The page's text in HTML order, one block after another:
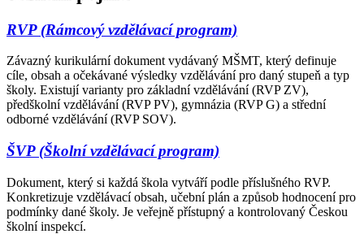
RVP (Rámcový vzdělávací program)
Závazný kurikulární dokument vydávaný MŠMT, který definuje
cíle, obsah a očekávané výsledky vzdělávání pro daný stupeň a typ
školy. Existují varianty pro základní vzdělávání (RVP ZV),
předškolní vzdělávání (RVP PV), gymnázia (RVP G) a střední
odborné vzdělávání (RVP SOV).
ŠVP (Školní vzdělávací program)
Dokument, který si každá škola vytváří podle příslušného RVP.
Konkretizuje vzdělávací obsah, učební plán a způsob hodnocení pro
podmínky dané školy. Je veřejně přístupný a kontrolovaný Českou
školní inspekcí.